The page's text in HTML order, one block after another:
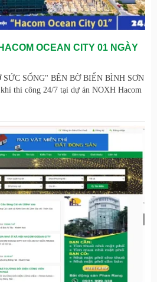
OCEAN CITY 01 NGÀY
SỨC SỐNG" BÊN BỜ BIỂN BÌNH SƠN
thi công 24/7 tại dự án NOXH Hacom